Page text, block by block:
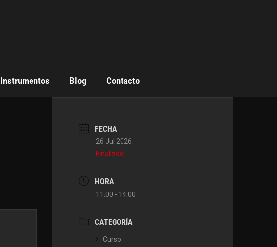
Instrumentos Blog Contacto
FECHA
26 Jul 2026
Finalizdo!
HORA
11:00 - 14:00
CATEGORÍA
Curso